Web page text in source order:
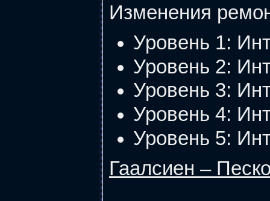
Изменения
Уровень 1:
Уровень 2:
Уровень 3:
Уровень 4:
Уровень 5:
Гаалсиен –